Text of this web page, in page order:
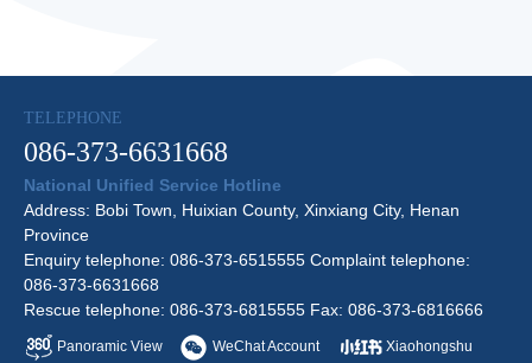
TELEPHONE
086-373-6631668
National Unified Service Hotline
Address: Bobi Town, Huixian County, Xinxiang City, Henan
Province
Enquiry telephone: 086-373-6515555 Complaint telephone:
086-373-6631668
Rescue telephone: 086-373-6815555 Fax: 086-373-6816666
Panoramic View WeChat Account Xiaohongshu